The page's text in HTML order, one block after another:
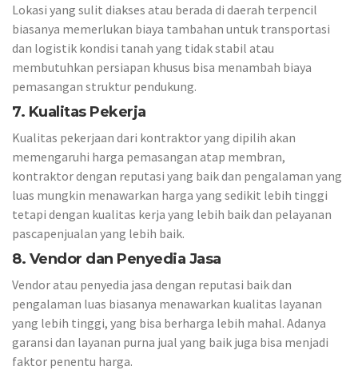
Lokasi yang sulit diakses atau berada di daerah terpencil
biasanya memerlukan biaya tambahan untuk transportasi
dan logistik kondisi tanah yang tidak stabil atau
membutuhkan persiapan khusus bisa menambah biaya
pemasangan struktur pendukung.
7. Kualitas Pekerja
Kualitas pekerjaan dari kontraktor yang dipilih akan
memengaruhi harga pemasangan atap membran,
kontraktor dengan reputasi yang baik dan pengalaman yang
luas mungkin menawarkan harga yang sedikit lebih tinggi
tetapi dengan kualitas kerja yang lebih baik dan pelayanan
pascapenjualan yang lebih baik.
8. Vendor dan Penyedia Jasa
Vendor atau penyedia jasa dengan reputasi baik dan
pengalaman luas biasanya menawarkan kualitas layanan
yang lebih tinggi, yang bisa berharga lebih mahal. Adanya
garansi dan layanan purna jual yang baik juga bisa menjadi
faktor penentu harga.